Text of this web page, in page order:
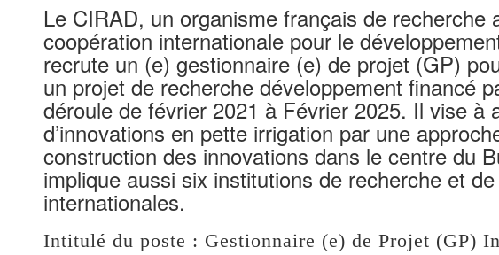
Le CIRAD, un organisme français de recherche
coopération internationale pour le
recrute un (e) gestionnaire (e) de projet (GP)
un projet de recherche développement financé
déroule de février 2021 à Février 2025. Il vise à
d’innovations en pette irrigation par une
construction des innovations dans le centre du
implique aussi six institutions de recherche et
internationales.
Intitulé du poste : Gestionnaire (e) de Projet (GP)